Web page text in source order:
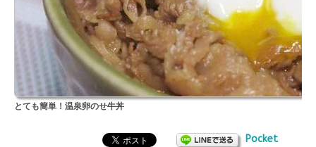
とても簡単！温泉卵のせ牛丼
Pocket